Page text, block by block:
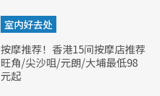
室内好去处
按摩推荐！香港15间按摩店推荐
旺角/尖沙咀/元朗/大埔最低98
元起